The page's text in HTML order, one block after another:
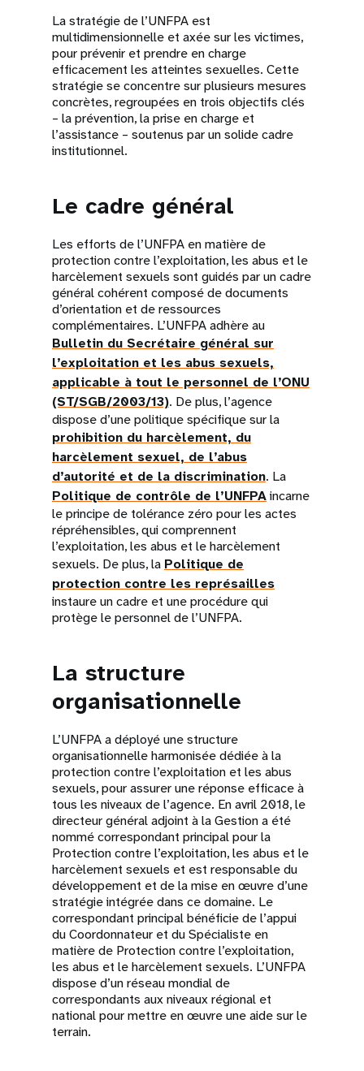
La stratégie de l’UNFPA est
multidimensionnelle et axée sur les victimes,
pour prévenir et prendre en charge
efficacement les atteintes sexuelles. Cette
stratégie se concentre sur plusieurs mesures
concrètes, regroupées en trois objectifs clés
– la prévention, la prise en charge et
l’assistance – soutenus par un solide cadre
institutionnel.
Le cadre général
Les efforts de l’UNFPA en matière de
protection contre l’exploitation, les abus et le
harcèlement sexuels sont guidés par un cadre
général cohérent composé de documents
d’orientation et de ressources
complémentaires. L’UNFPA adhère au
Bulletin du Secrétaire général sur
l’exploitation et les abus sexuels,
applicable à tout le personnel de l’ONU
(ST/SGB/2003/13). De plus, l’agence
dispose d’une politique spécifique sur la
prohibition du harcèlement, du
harcèlement sexuel, de l’abus
d’autorité et de la discrimination. La
Politique de contrôle de l’UNFPAincarne
le principe de tolérance zéro pour les actes
répréhensibles, qui comprennent
l’exploitation, les abus et le harcèlement
sexuels. De plus, la Politique de
protection contre les représailles
instaure un cadre et une procédure qui
protège le personnel de l’UNFPA.
La structure
organisationnelle
L’UNFPA a déployé une structure
organisationnelle harmonisée dédiée à la
protection contre l’exploitation et les abus
sexuels, pour assurer une réponse efficace à
tous les niveaux de l’agence. En avril 2018, le
directeur général adjoint à la Gestion a été
nommé correspondant principal pour la
Protection contre l’exploitation, les abus et le
harcèlement sexuels et est responsable du
développement et de la mise en œuvre d’une
stratégie intégrée dans ce domaine. Le
correspondant principal bénéficie de l’appui
du Coordonnateur et du Spécialiste en
matière de Protection contre l’exploitation,
les abus et le harcèlement sexuels. L’UNFPA
dispose d’un réseau mondial de
correspondants aux niveaux régional et
national pour mettre en œuvre une aide sur le
terrain.